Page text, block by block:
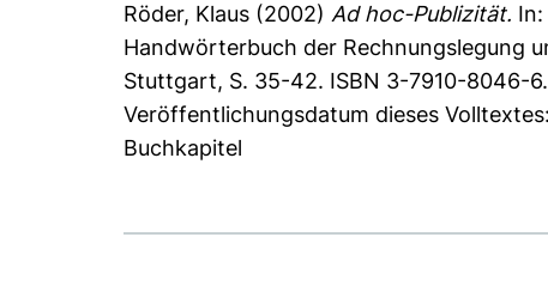
Röder, Klaus (2002)Ad hoc-Publizität. In:
Handwörterbuch der Rechnungslegung
Stuttgart, S. 35-42. ISBN 3-7910-8046-6.
Veröffentlichungsdatum dieses
Buchkapitel